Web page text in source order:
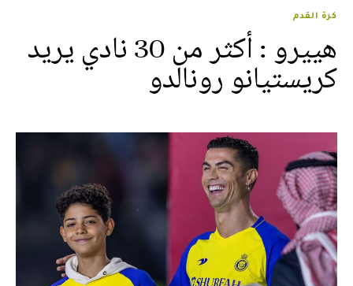
كرة القدم
هييرو : أكثر من 30 نادي يريد
كريستيانو رونالدو